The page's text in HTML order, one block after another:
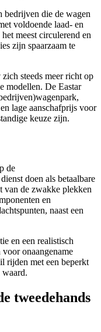
bedrijven die de wagen
voldoende laad- en
meest circulerend en
zijn spaarzaam te
steeds meer richt op
modellen. De Eastar
lage aanschafprijs voor
keuze zijn.
de
doen als betaalbare
van de zwakke plekken
en
naast een
en een realistisch
onaangename
rijden met een beperkt
tweedehands